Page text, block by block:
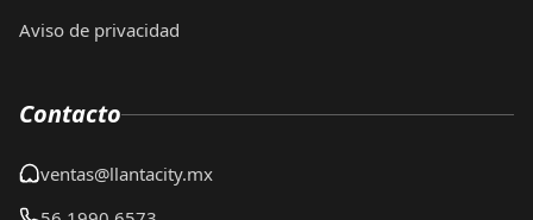
Aviso de privacidad
Contacto
ventas@llantacity.mx